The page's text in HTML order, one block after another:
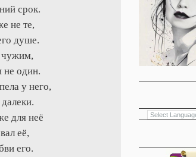
срок.
не те,
душе.
чужим,
не один.
у него,
для неё
её,
его.